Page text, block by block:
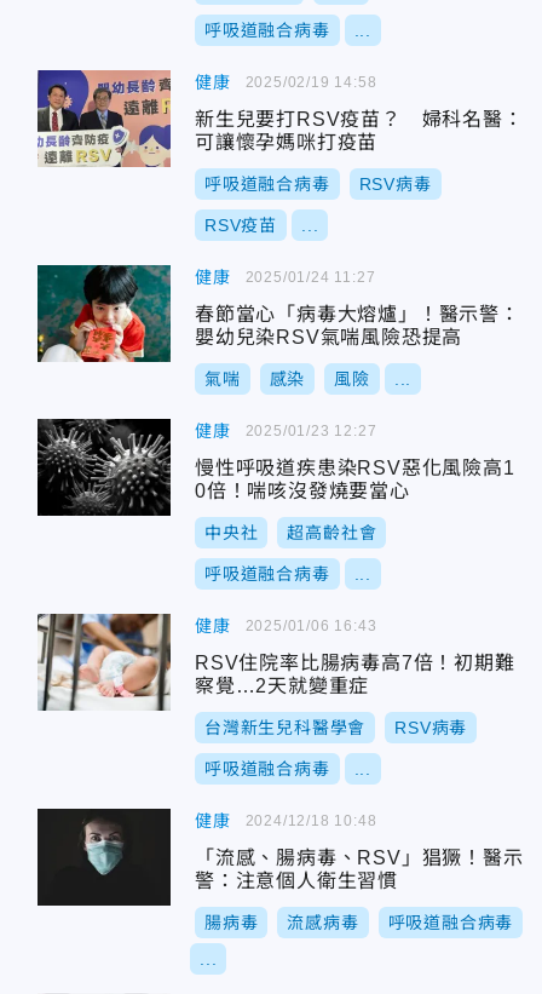
呼吸道融合病毒
健康
新生兒要打RSV疫苗？ 婦科名醫：
可讓懷孕媽咪打疫苗
呼吸道融合病毒 RSV病毒
RSV疫苗
2025/02/19 14:58
健康
春節當心「病毒大熔爐」！醫示警：
嬰幼兒染RSV氣喘風險恐提高
氣喘 感染 風險
2025/01/24 11:27
健康
慢性呼吸道疾患染RSV惡化風險高1
0倍！喘咳沒發燒要當心
中央社 超高齡社會
呼吸道融合病毒
2025/01/23 12:27
健康
RSV住院率比腸病毒高7倍！初期難
察覺…2天就變重症
台灣新生兒科醫學會 RSV病毒
呼吸道融合病毒
2025/01/06 16:43
健康
「流感、腸病毒、RSV」猖獗！醫示
警：注意個人衛生習慣
腸病毒 流感病毒 呼吸道融合病毒
2024/12/18 10:48